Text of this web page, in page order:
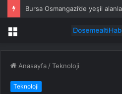
Bursa Osmangazi’de yeşil
Menü
Anasayfa /Teknoloji
Teknoloji